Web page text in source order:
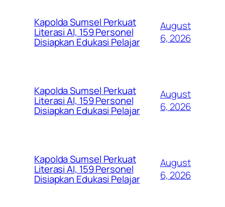
Kapolda Sumsel Perkuat
Literasi AI, 159 Personel
Disiapkan Edukasi Pelajar
August
6, 2026
Kapolda Sumsel Perkuat
Literasi AI, 159 Personel
Disiapkan Edukasi Pelajar
August
6, 2026
Kapolda Sumsel Perkuat
Literasi AI, 159 Personel
Disiapkan Edukasi Pelajar
August
6, 2026